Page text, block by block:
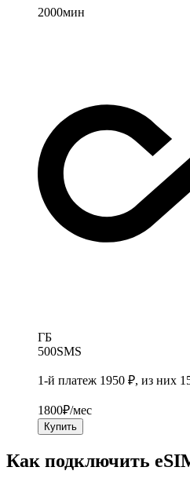
2000мин
ГБ
500SMS
1-й платеж 1950 ₽, из них
1800₽/мес
Купить
Как подключить